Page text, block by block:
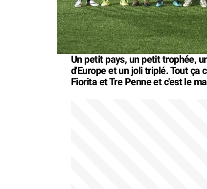
Un petit pays, un petit trophée,
d'Europe et un joli triplé. Tout ça
Fiorita et Tre Penne et c'est le